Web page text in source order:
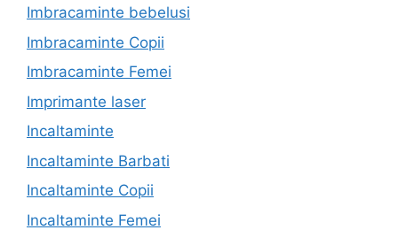
Imbracaminte bebelusi
Imbracaminte Copii
Imbracaminte Femei
Imprimante laser
Incaltaminte
Incaltaminte Barbati
Incaltaminte Copii
Incaltaminte Femei